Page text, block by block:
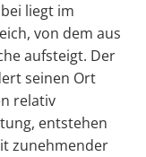
liegt im
von dem aus
aufsteigt. Der
seinen Ort
relativ
entstehen
zunehmender